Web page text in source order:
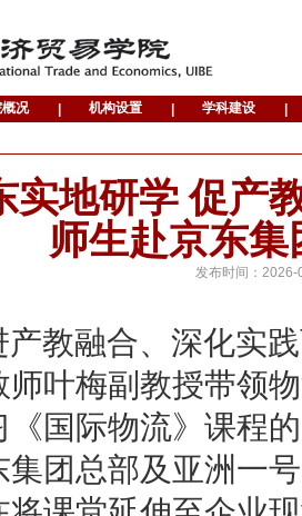
实地研学 促
师生赴京东
发布时间： 2026-
产教融合、深化实
师叶梅副教授带领
《国际物流》课程
集团总部及亚洲一